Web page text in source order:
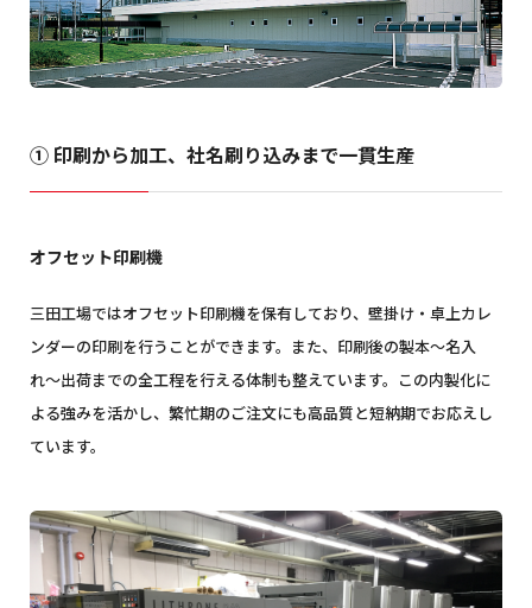
① 印刷から加工、社名刷り込みまで一貫生産
オフセット印刷機
三田工場ではオフセット印刷機を保有しており、壁掛け・卓上カレ
ンダーの印刷を行うことができます。また、印刷後の製本〜名入
れ〜出荷までの全工程を行える体制も整えています。この内製化に
よる強みを活かし、繁忙期のご注文にも高品質と短納期でお応えし
ています。